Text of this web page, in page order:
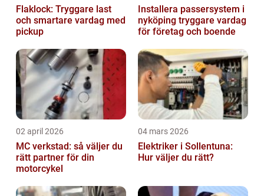
Flaklock: Tryggare last
och smartare vardag med
pickup
Installera passersystem i
nyköping tryggare vardag
för företag och boende
02 april 2026
MC verkstad: så väljer du
rätt partner för din
motorcykel
04 mars 2026
Elektriker i Sollentuna:
Hur väljer du rätt?